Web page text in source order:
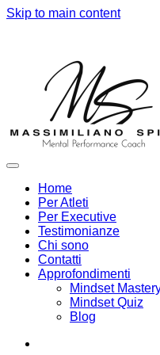
Skip to main content
Home
Per Atleti
Per Executive
Testimonianze
Chi sono
Contatti
Approfondimenti
Mindset
Mindset Quiz
Blog